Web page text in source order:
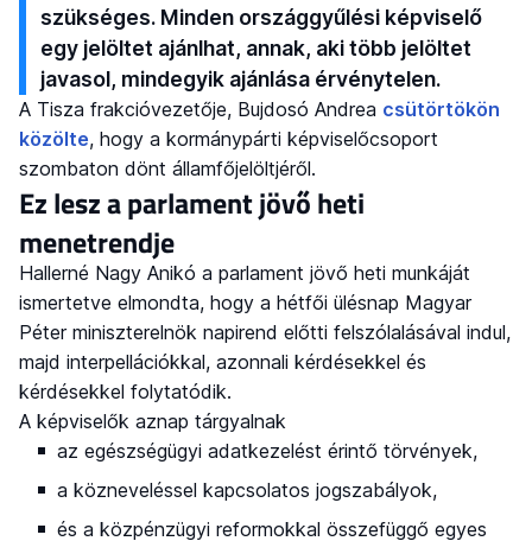
szükséges. Minden országgyűlési képviselő
egy jelöltet ajánlhat, annak, aki több jelöltet
javasol, mindegyik ajánlása érvénytelen.
A Tisza frakcióvezetője, Bujdosó Andrea csütörtökön
közölte, hogy a kormánypárti képviselőcsoport
szombaton dönt államfőjelöltjéről.
Ez lesz a parlament jövő heti
menetrendje
Hallerné Nagy Anikó a parlament jövő heti munkáját
ismertetve elmondta, hogy a hétfői ülésnap Magyar
Péter miniszterelnök napirend előtti felszólalásával indul,
majd interpellációkkal, azonnali kérdésekkel és
kérdésekkel folytatódik.
A képviselők aznap tárgyalnak
az egészségügyi adatkezelést érintő törvények,
a közneveléssel kapcsolatos jogszabályok,
és a közpénzügyi reformokkal összefüggő egyes